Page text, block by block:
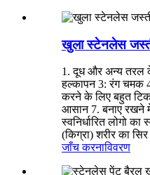
खुला स्टेनलेस
1. दूध और अन्य तरल
हल्कापन 3: रंग चमक
करने के लिए बहुत
आसान 7. बनाए
स्वनिर्धारित लोगो
(किग्रा) शरीर का
जाँच करनाविवरण